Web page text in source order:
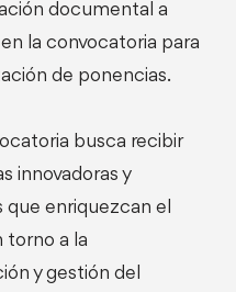
documental a
la convocatoria para
de ponencias.
busca recibir
innovadoras y
que enriquezcan el
torno a la
y gestión del